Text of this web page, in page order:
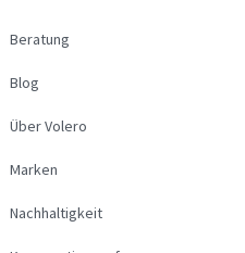
Beratung
Blog
Über Volero
Marken
Nachhaltigkeit